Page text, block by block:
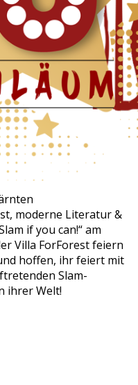
moderne Literatur &
if you can!“ am
Villa ForForest feiern
hoffen, ihr feiert mit
Slam-
ihrer Welt!